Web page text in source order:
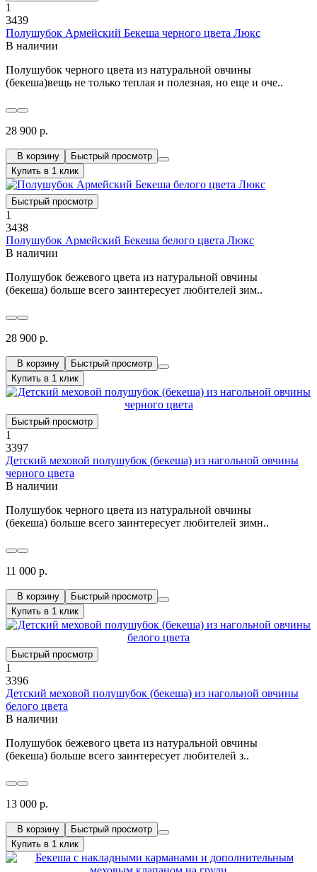
1
3439
Полушубок Армейский Бекеша черного цвета Люкс
В наличии
Полушубок черного цвета из натуральной овчины
(бекеша)вещь не только теплая и полезная, но еще и оче..
28 900 р.
В корзину
Быстрый просмотр
Купить в 1 клик
Быстрый просмотр
1
3438
Полушубок Армейский Бекеша белого цвета Люкс
В наличии
Полушубок бежевого цвета из натуральной овчины
(бекеша) больше всего заинтересует любителей зим..
28 900 р.
В корзину
Быстрый просмотр
Купить в 1 клик
Быстрый просмотр
1
3397
Детский меховой полушубок (бекеша) из нагольной овчины
черного цвета
В наличии
Полушубок черного цвета из натуральной овчины
(бекеша) больше всего заинтересует любителей зимн..
11 000 р.
В корзину
Быстрый просмотр
Купить в 1 клик
Быстрый просмотр
1
3396
Детский меховой полушубок (бекеша) из нагольной овчины
белого цвета
В наличии
Полушубок бежевого цвета из натуральной овчины
(бекеша) больше всего заинтересует любителей з..
13 000 р.
В корзину
Быстрый просмотр
Купить в 1 клик